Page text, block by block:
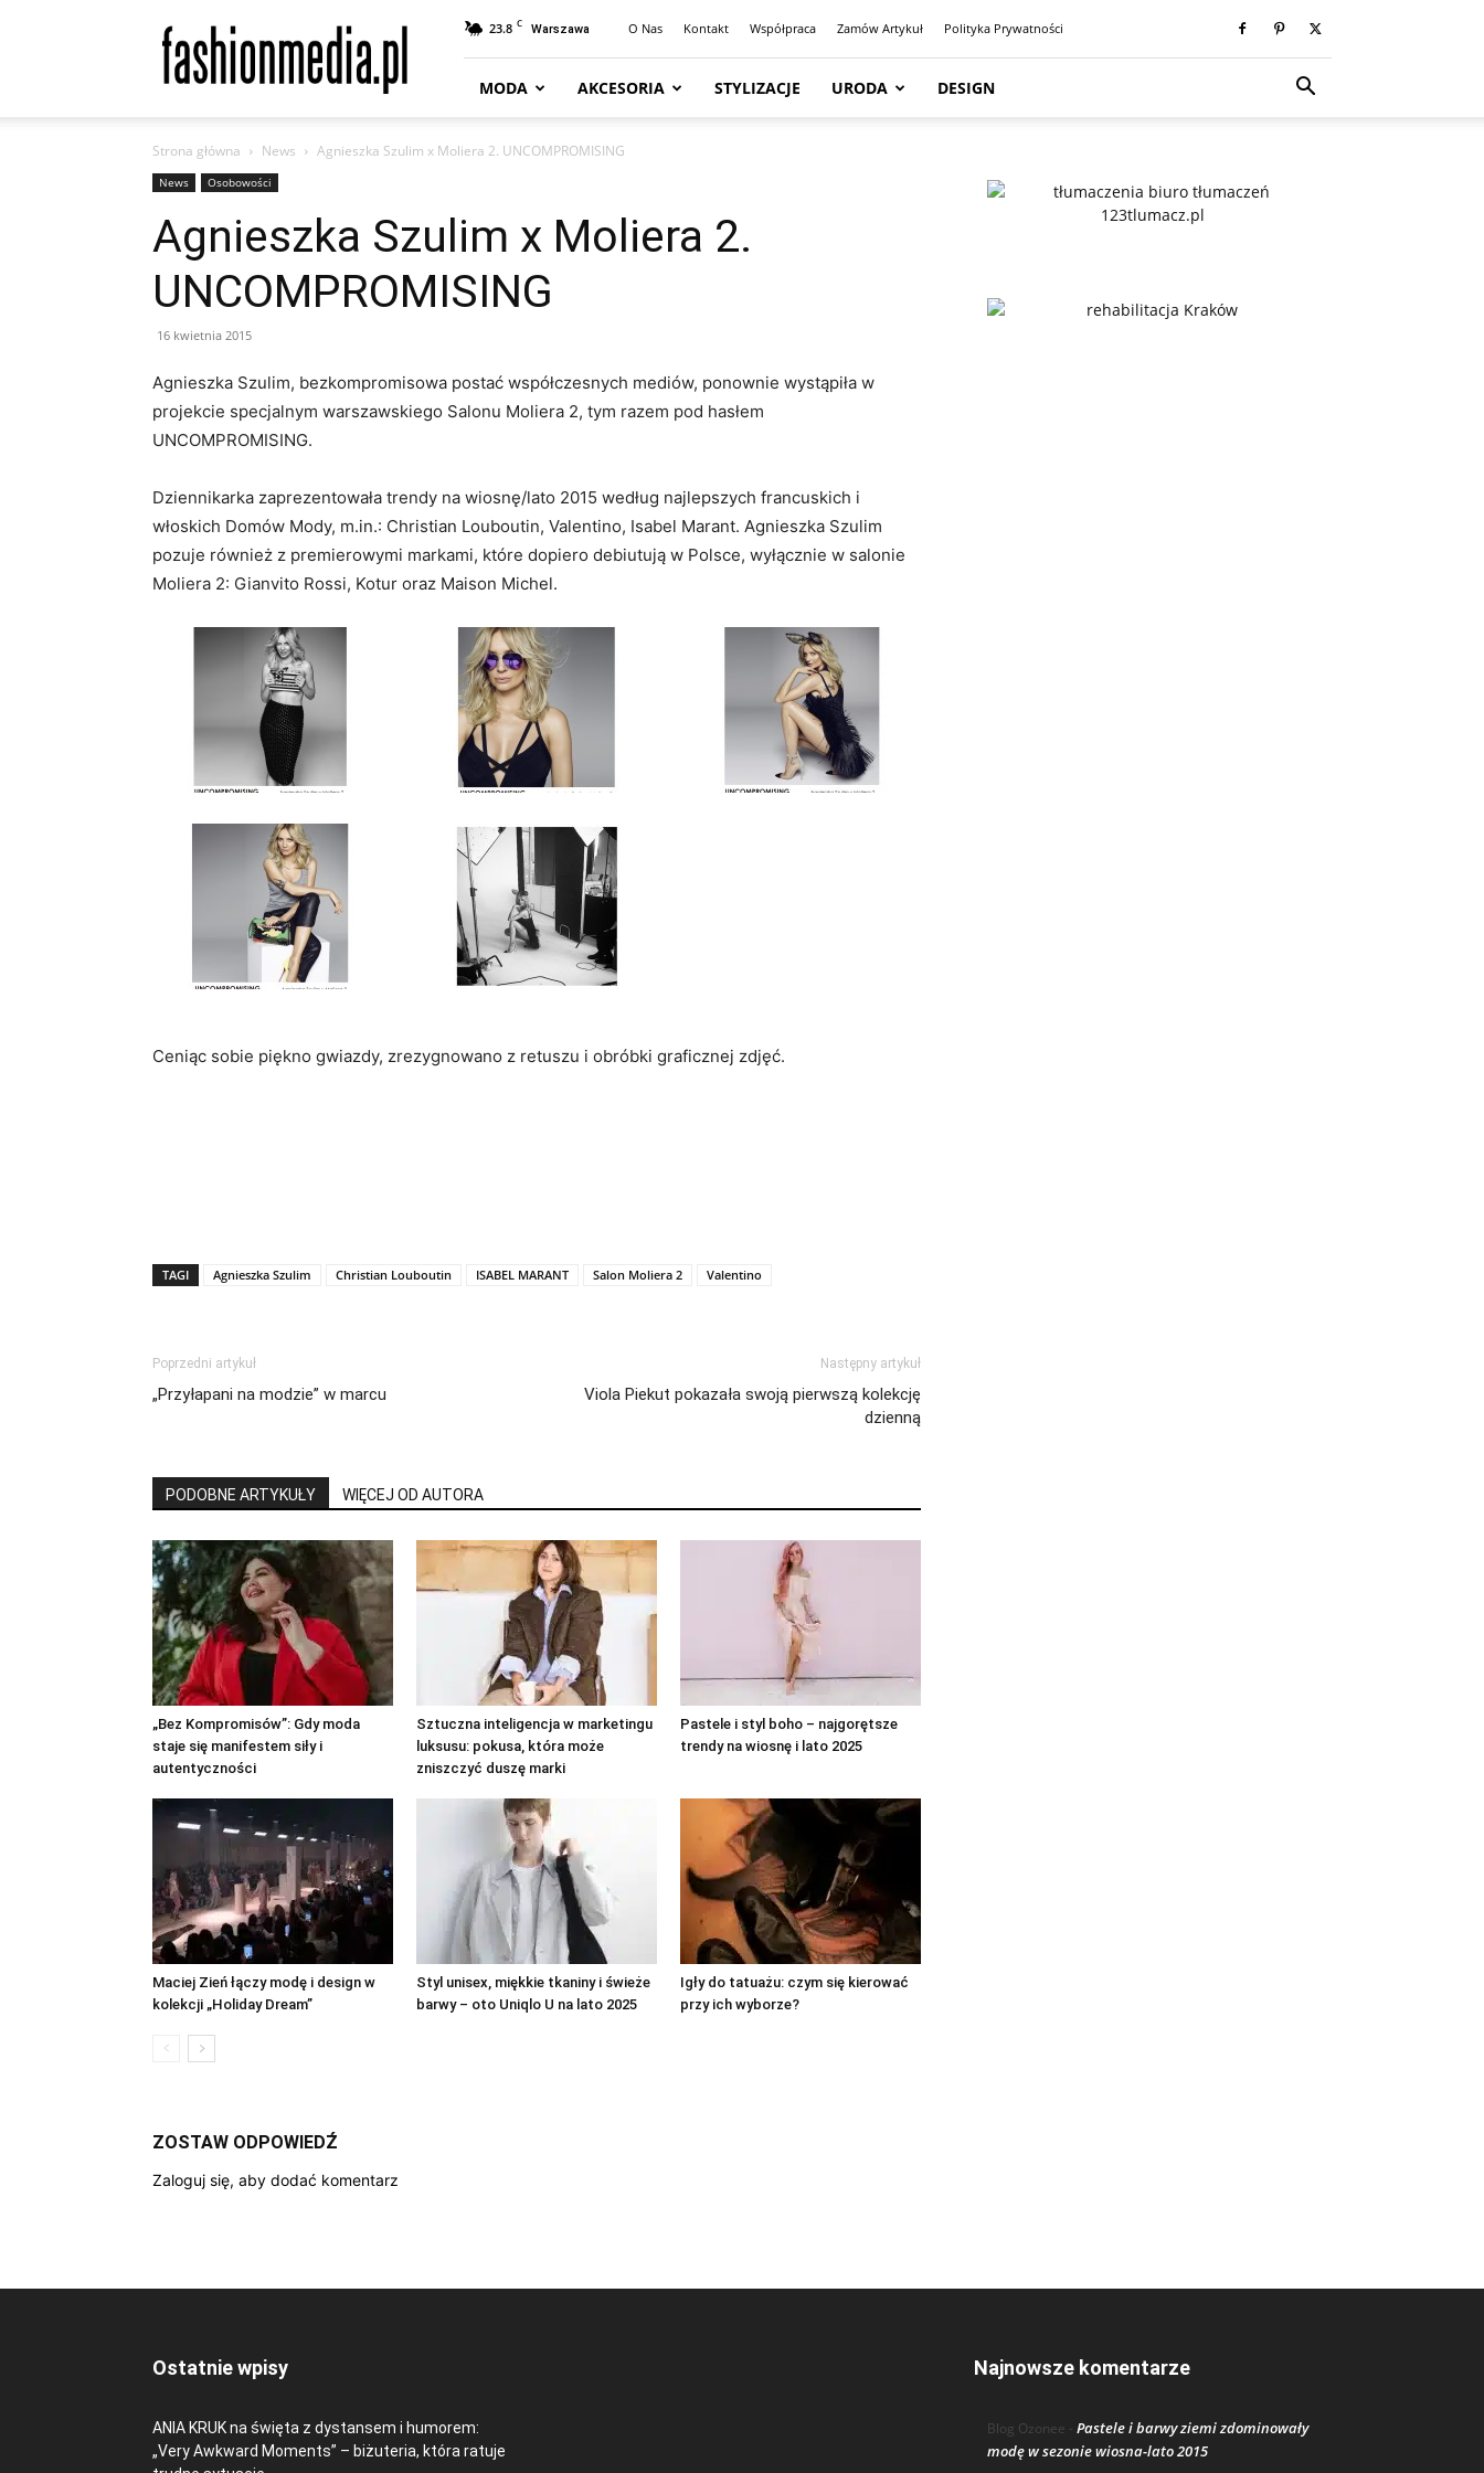
Moda
Styl
|
Design
23.8 C Warszawa O Nas Kontakt Współpraca Zamów Artykuł Polityka Prywatności
MODA AKCESORIA STYLIZACJE URODA DESIGN
Strona główna News Agnieszka Szulim x Moliera 2. UNCOMPROMISING
News Osobowości
Agnieszka Szulim x Moliera 2.
UNCOMPROMISING
16 kwietnia 2015
Agnieszka Szulim, bezkompromisowa postać współczesnych mediów, ponownie wystąpiła w
projekcie specjalnym warszawskiego Salonu Moliera 2, tym razem pod hasłem
UNCOMPROMISING.
Dziennikarka zaprezentowała trendy na wiosnę/lato 2015 według najlepszych francuskich i
włoskich Domów Mody, m.in.: Christian Louboutin, Valentino, Isabel Marant. Agnieszka Szulim
pozuje również z premierowymi markami, które dopiero debiutują w Polsce, wyłącznie w salonie
Moliera 2: Gianvito Rossi, Kotur oraz Maison Michel.
Ceniąc sobie piękno gwiazdy, zrezygnowano z retuszu i obróbki graficznej zdjęć.
TAGI Agnieszka Szulim Christian Louboutin ISABEL MARANT Salon Moliera 2 Valentino
Poprzedni artykuł
„Przyłapani na modzie” w marcu
Następny artykuł
Viola Piekut pokazała swoją pierwszą kolekcję
dzienną
PODOBNE ARTYKUŁY WIĘCEJ OD AUTORA
„Bez Kompromisów”: Gdy moda
staje się manifestem siły i
autentyczności
Sztuczna inteligencja w marketingu
luksusu: pokusa, która może
zniszczyć duszę marki
Pastele i styl boho – najgorętsze
trendy na wiosnę i lato 2025
Maciej Zień łączy modę i design w
kolekcji „Holiday Dream”
Styl unisex, miękkie tkaniny i świeże
barwy – oto Uniqlo U na lato 2025
Igły do tatuażu: czym się kierować
przy ich wyborze?
ZOSTAW ODPOWIEDŹ
Zaloguj się, aby dodać komentarz
Ostatnie wpisy
ANIA KRUK na święta z dystansem i humorem:
„Very Awkward Moments” – biżuteria, która ratuje
Najnowsze komentarze
Blog Ozonee - Pastele i barwy ziemi zdominowały
modę w sezonie wiosna-lato 2015